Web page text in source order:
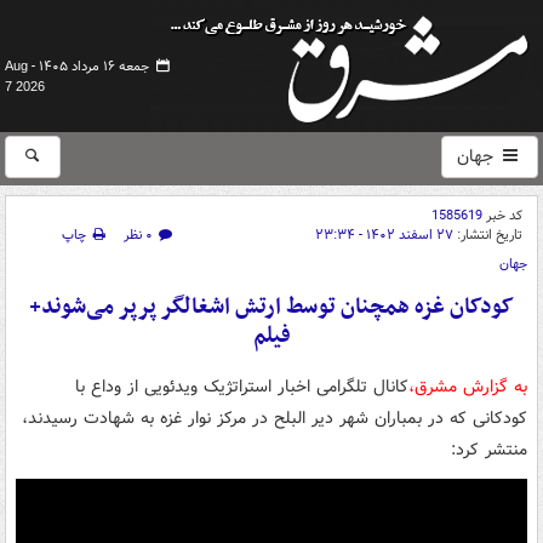
جمعه ۱۶ مرداد ۱۴۰۵ -
Aug
7 2026
جهان
کد خبر1585619
تاریخ انتشار: ۲۷ اسفند ۱۴۰۲ - ۲۳:۳۴ ۰ نظر
چاپ
جهان
کودکان غزه همچنان توسط ارتش اشغالگر پرپر می‌شوند+
فیلم
به گزارش مشرق،کانال تلگرامی اخبار استراتژیک ویدئویی از وداع با
کودکانی که در بمباران شهر دیر البلح در مرکز نوار غزه به شهادت رسیدند،
منتشر کرد: